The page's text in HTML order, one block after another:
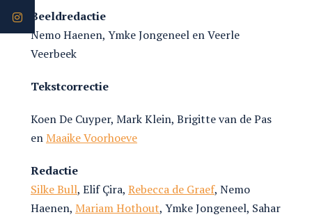
Beeldredactie
Nemo Haenen, Ymke Jongeneel en Veerle
Veerbeek
Tekstcorrectie
Koen De Cuyper, Mark Klein, Brigitte van de Pas
enMaaike Voorhoeve
Redactie
Silke Bull, Elif Çira, Rebecca de Graef, Nemo
Haenen, Mariam Hothout, Ymke Jongeneel, Sahar